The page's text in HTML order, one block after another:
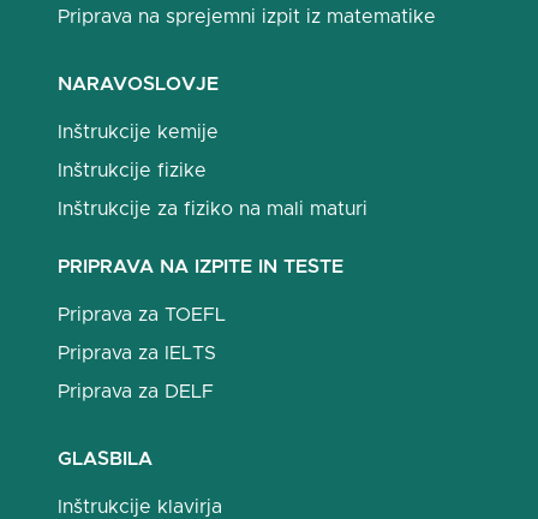
Priprava na sprejemni izpit iz matematike
NARAVOSLOVJE
Inštrukcije kemije
Inštrukcije fizike
Inštrukcije za fiziko na mali maturi
PRIPRAVA NA IZPITE IN TESTE
Priprava za TOEFL
Priprava za IELTS
Priprava za DELF
GLASBILA
Inštrukcije klavirja